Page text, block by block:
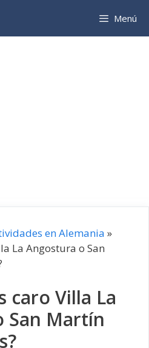
Menú
en Alemania »
La Angostura o San
caro Villa La
San Martín